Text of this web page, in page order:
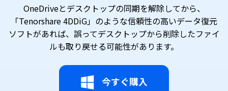
OneDriveとデスクトップの同期を解除してから、
「Tenorshare 4DDiG」のような信頼性の高いデータ復元
ソフトがあれば、誤ってデスクトップから削除したファイ
ルも取り戻せる可能性があります。
今すぐ購入